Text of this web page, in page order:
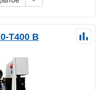
Т400 B